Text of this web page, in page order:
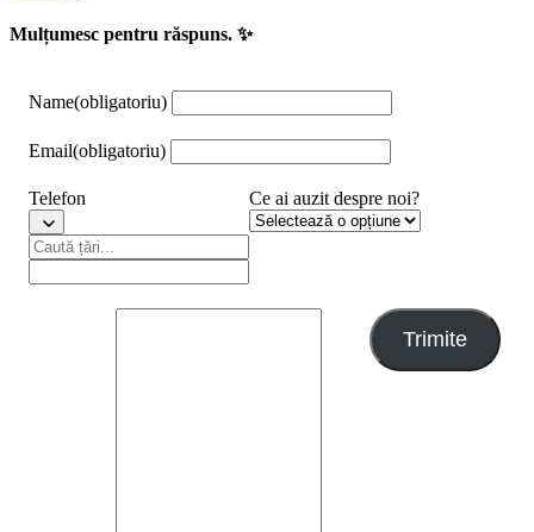
Mulțumesc pentru răspuns. ✨
Name(obligatoriu)
Email(obligatoriu)
Telefon Ce ai auzit despre noi?
Trimite